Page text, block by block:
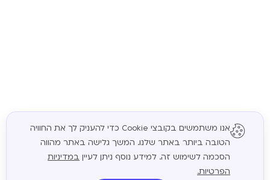
המשך
אנו משתמשים בקובצי Cookie כדי להעניק לך את החוויה
הטובה ביותר באתר שלנו. המשך גלישה באתר מהווה
הסכמה לשימוש זה. למידע נוסף ניתן לעיין במדיניות
הפרטיות.